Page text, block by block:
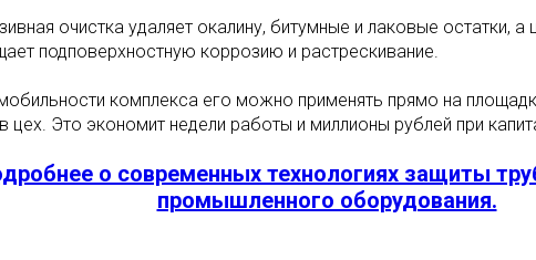
очистка удаляет окалину, битумные и лаковые остатки, а
подповерхностную коррозию и растрескивание.
комплекса его можно применять прямо на
цех. Это экономит недели работы и миллионы рублей при
о современных технологиях защиты
промышленного оборудования.